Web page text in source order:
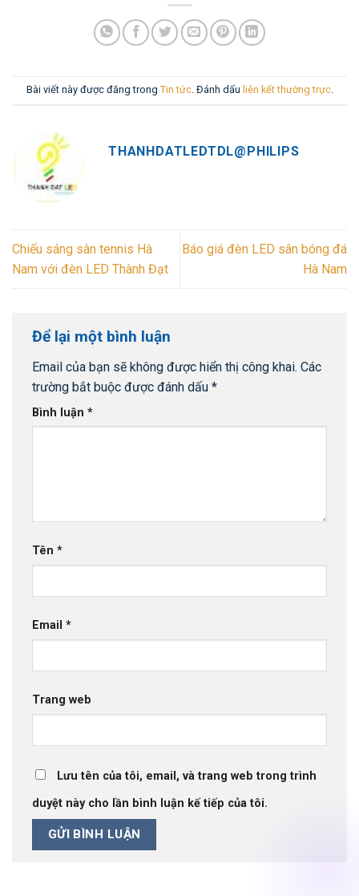
Bài viết này được đăng trong Tin tức. Đánh dấu liên kết thường trực.
THANHDATLEDTDL@PHILIPS
Chiếu sáng sân tennis Hà
Nam với đèn LED Thành Đạt
Báo giá đèn LED sân bóng đá
Hà Nam
Để lại một bình luận
Email của bạn sẽ không được hiển thị công khai. Các
trường bắt buộc được đánh dấu *
Bình luận *
Tên *
Email *
Trang web
Lưu tên của tôi, email, và trang web trong trình
duyệt này cho lần bình luận kế tiếp của tôi.